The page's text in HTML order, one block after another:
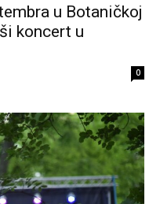
u Botaničkoj
koncert u
0